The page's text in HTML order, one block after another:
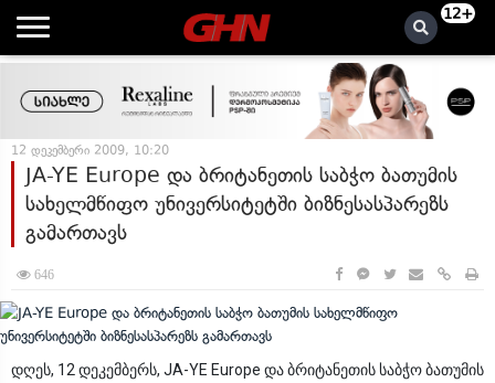
12+
12 დეკემბერი 2009, 10:20
JA-YE Europe და ბრიტანეთის საბჭო ბათუმის
სახელმწიფო უნივერსიტეტში ბიზნესასპარეზს
გამართავს
646
დღეს, 12 დეკემბერს, JA-YE Europe და ბრიტანეთის საბჭო ბათუმის